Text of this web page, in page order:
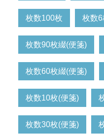
枚数100枚 枚数
枚数90枚綴(便箋)
枚数60枚綴(便箋)
枚数10枚(便箋)
枚数30枚(便箋)